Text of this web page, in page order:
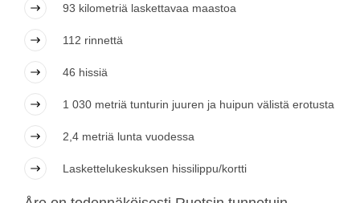
93 kilometriä laskettavaa maastoa
112 rinnettä
46 hissiä
1 030 metriä tunturin juuren ja huipun välistä erotusta
2,4 metriä lunta vuodessa
Laskettelukeskuksen hissilippu/kortti